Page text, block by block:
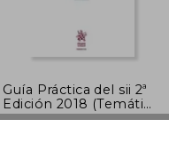
Guía Práctica del sii 2ª
Edición 2018 (Temática
Tirant Tributario)
Martín Fernández, Javier,De